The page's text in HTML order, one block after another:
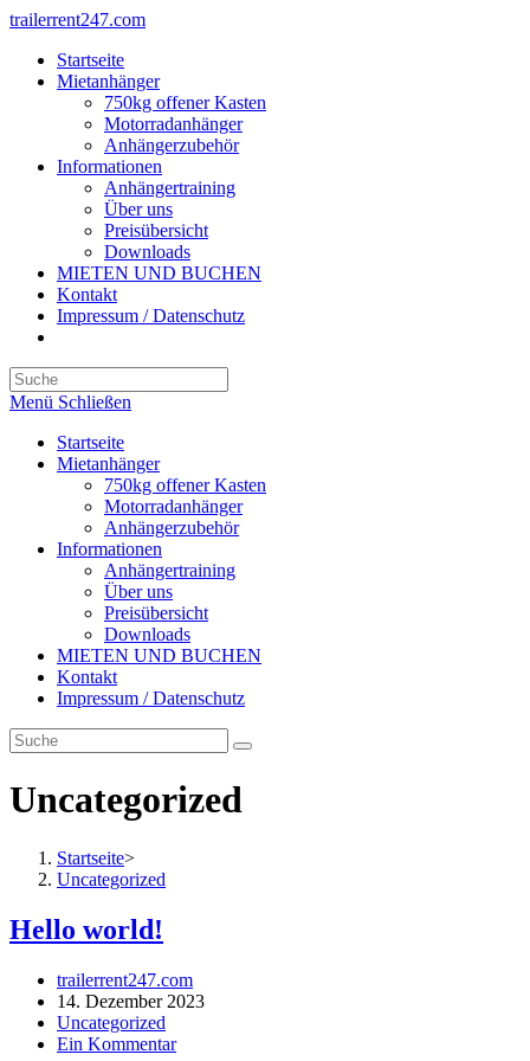
Zum
springen
trailerrent247.com
Startseite
Mietanhänger
750kg offener Kasten
Motorradanhänger
Anhängerzubehör
Informationen
Anhängertraining
Über uns
Preisübersicht
Downloads
MIETEN UND BUCHEN
Kontakt
Impressum / Datenschutz
search
Menü Schließen
Startseite
Mietanhänger
750kg offener Kasten
Motorradanhänger
Anhängerzubehör
Informationen
Anhängertraining
Über uns
Preisübersicht
Downloads
MIETEN UND BUCHEN
Kontakt
Impressum / Datenschutz
Uncategorized
Startseite>
Uncategorized
Hello world!
Beitrags-
Autor:
trailerrent247.com
Beitrag
veröffentlicht:
14. Dezember 2023
Beitrags-
Kategorie:
Uncategorized
Beitrags-
Ein Kommentar